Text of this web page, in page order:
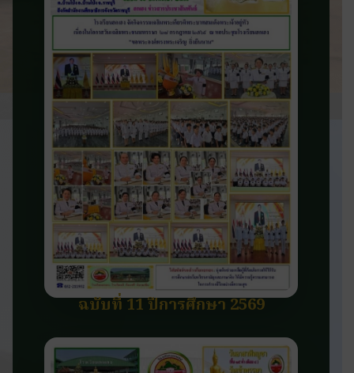
ฉบับที่ 11 ปีการศึกษา 2569